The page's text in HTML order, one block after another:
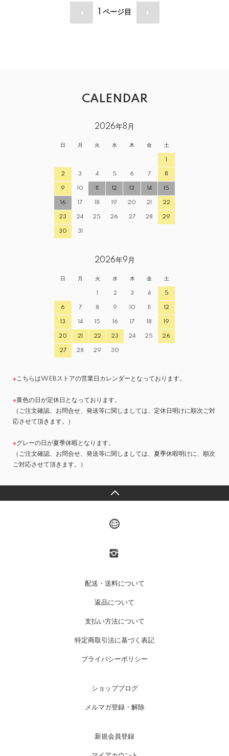
ページ目
CALENDAR
2026年8月
日 月 火 水 木 金 土
1
2 3 4 5 6 7 8
9 10 11 12 13 14 15
16 17 18 19 20 21 22
23 24 25 26 27 28 29
30 31
2026年9月
日 月 火 水 木 金 土
1 2 3 4 5
6 7 8 9 10 11 12
13 14 15 16 17 18 19
20 21 22 23 24 25 26
27 28 29 30
※こちらはWEBストアの営業日カレンダーとなっております。
※黄色の日が定休日となっております。
（ご注文確認、お問合せ、発送等に関しましては、定休日明けに順次ご対
応させて頂きます。）
※グレーの日が夏季休暇となります。
（ご注文確認、お問合せ、発送等に関しましては、夏季休暇明けに、順次
ご対応させて頂きます。）
配送・送料について
返品について
支払い方法について
特定商取引法に基づく表記
プライバシーポリシー
ショップブログ
メルマガ登録・解除
新規会員登録